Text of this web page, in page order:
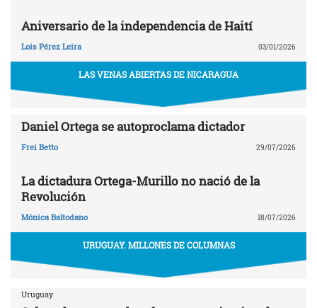
Aniversario de la independencia de Haití
Lois Pérez Leira 03/01/2026
LAS VENAS ABIERTAS DE NICARAGUA
Daniel Ortega se autoproclama dictador
Frei Betto 29/07/2026
La dictadura Ortega-Murillo no nació de la
Revolución
Mónica Baltodano 18/07/2026
URUGUAY. MILLONES DE COLUMNAS
Uruguay